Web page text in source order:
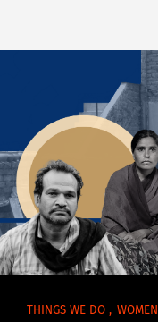
THINGS WE DO , WOMEN